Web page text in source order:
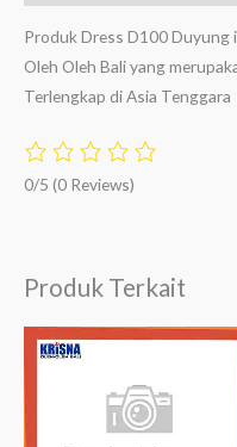
Produk Dress D100 Duyung
Oleh Oleh Bali yang
Terlengkap di Asia Tenggara
0/5 (0 Reviews)
Produk Terkait